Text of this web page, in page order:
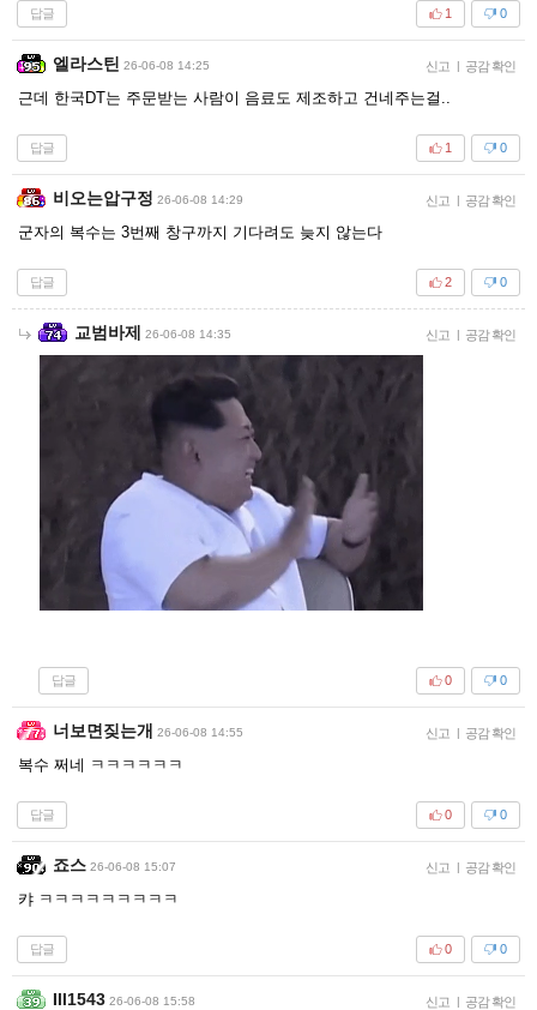
답글 0
1
엘라스틴 26-06-08 14:25 신고 | 공감 확인
근데 한국DT는 주문받는 사람이 음료도 제조하고 건네주는걸..
답글 0
1
비오는압구정 26-06-08 14:29 신고 | 공감 확인
군자의 복수는 3번째 창구까지 기다려도 늦지 않는다
답글 0
2
교범바제 26-06-08 14:35 신고 | 공감 확인
답글 0
0
너보면짖는개 26-06-08 14:55 신고 | 공감 확인
복수 쩌네 ㅋㅋㅋㅋㅋㅋ
답글 0
0
죠스 26-06-08 15:07 신고 | 공감 확인
캬 ㅋㅋㅋㅋㅋㅋㅋㅋㅋ
답글 0
0
Ill1543 26-06-08 15:58 신고 | 공감 확인